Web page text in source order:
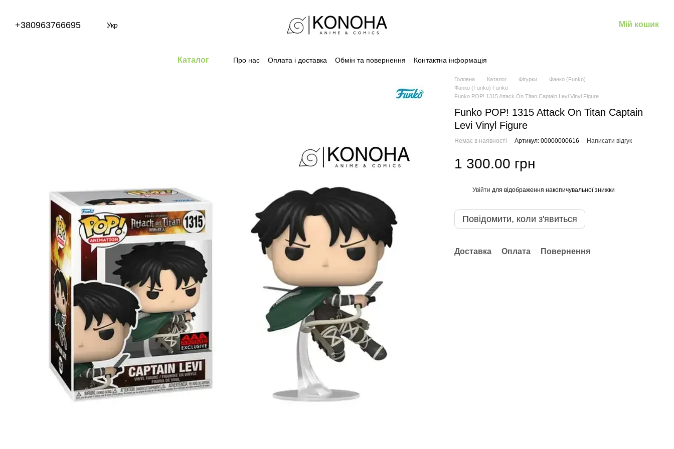
+380963766695 Укр Мій кошик
Каталог Про нас Оплата і доставка Обмін та повернення Контактна інформація
Головна Каталог Фігурки
Фанко (Funko)
Фанко (Funko) Funko
Funko POP! 1315 Attack On Titan Captain Levi Vinyl Figure
Funko POP! 1315 Attack On Titan Captain
Levi Vinyl Figure
Немає в наявності Артикул: 00000000616 Написати відгук
1 300.00 грн
Увійти для відображення накопичувальної знижки
Повідомити, коли з'явиться
Доставка Оплата Повернення